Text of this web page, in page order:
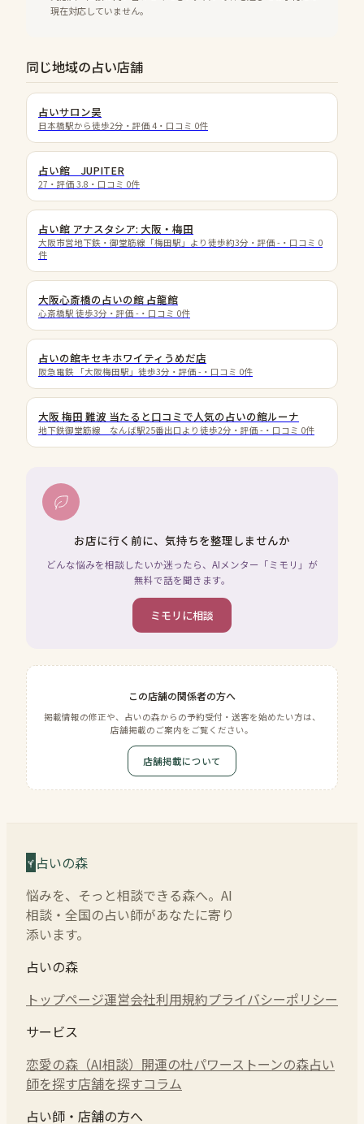
現在対応していません。
同じ地域の占い店舗
占いサロン昊
日本橋駅から徒歩2分 ・評価 4 ・口コミ 0件
占い館 JUPITER
27 ・評価 3.8 ・口コミ 0件
占い館 アナスタシア: 大阪・梅田
大阪市営地下鉄・御堂筋線「梅田駅」より徒歩約3分 ・評価 - ・口コミ 0
件
大阪心斎橋の占いの館 占龍館
心斎橋駅 徒歩3分 ・評価 - ・口コミ 0件
占いの館キセキホワイティうめだ店
阪急電鉄 「大阪梅田駅」徒歩3分 ・評価 - ・口コミ 0件
大阪 梅田 難波 当たると口コミで人気の占いの館ルーナ
地下鉄御堂筋線 なんば駅25番出口より徒歩2分 ・評価 - ・口コミ 0件
お店に行く前に、気持ちを整理しませんか
どんな悩みを相談したいか迷ったら、AIメンター「ミモリ」が
無料で話を聞きます。
ミモリに相談
この店舗の関係者の方へ
掲載情報の修正や、占いの森からの予約受付・送客を始めたい方は、
店舗掲載のご案内をご覧ください。
店舗掲載について
占いの森
悩みを、そっと相談できる森へ。AI
相談・全国の占い師があなたに寄り
添います。
占いの森
トップページ運営会社利用規約プライバシーポリシー
サービス
恋愛の森（AI相談） 開運の杜パワーストーンの森占い
師を探す店舗を探すコラム
占い師・店舗の方へ